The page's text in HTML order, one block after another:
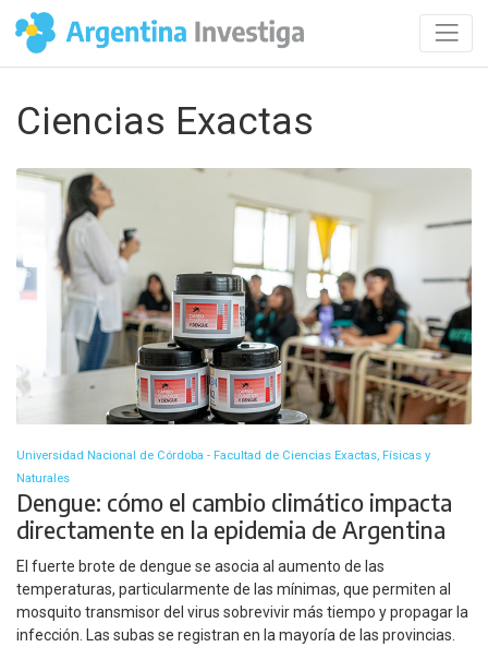
Ciencias Exactas
Universidad Nacional de Córdoba - Facultad de Ciencias Exactas, Físicas y
Naturales
Dengue: cómo el cambio climático impacta
directamente en la epidemia de Argentina
El fuerte brote de dengue se asocia al aumento de las
temperaturas, particularmente de las mínimas, que permiten al
mosquito transmisor del virus sobrevivir más tiempo y propagar la
infección. Las subas se registran en la mayoría de las provincias.